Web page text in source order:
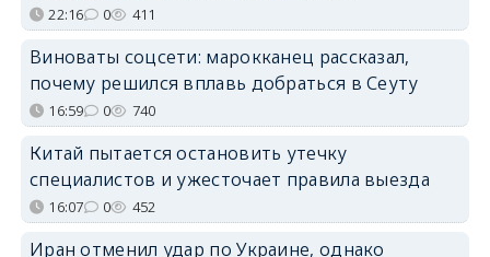
22:16 0 411
Виноваты соцсети: марокканец рассказал,
почему решился вплавь добраться в Сеуту
16:59 0 740
Китай пытается остановить утечку
специалистов и ужесточает правила выезда
16:07 0 452
Иран отменил удар по Украине, однако